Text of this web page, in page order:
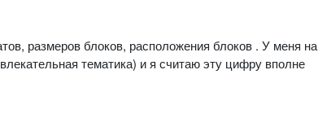
размеров блоков, расположения блоков . У меня на
тематика) и я считаю эту цифру вполне